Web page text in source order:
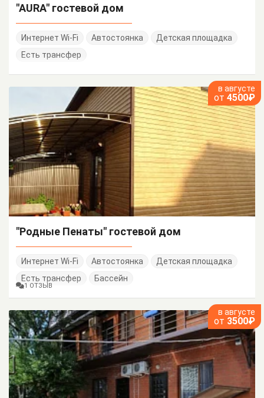
"AURA" гостевой дом
Интернет Wi-Fi Автостоянка
Детская площадка
Есть трансфер
в августе
от 4500₽
"Родные Пенаты" гостевой дом
Интернет Wi-Fi Автостоянка
Детская площадка
Есть трансфер
Бассейн
1 ОТЗЫВ
в августе
от 3500₽